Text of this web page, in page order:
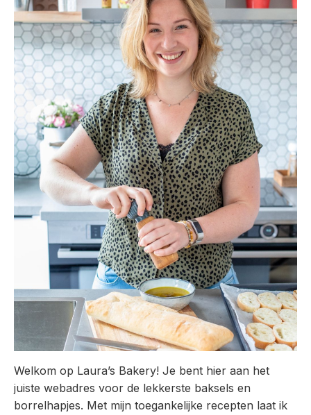
Welkom op Laura’s Bakery! Je bent hier aan het
juiste webadres voor de lekkerste baksels en
borrelhapjes. Met mijn toegankelijke recepten laat ik